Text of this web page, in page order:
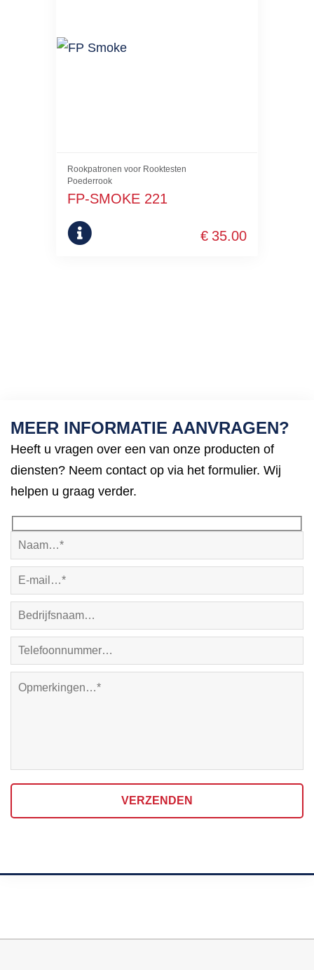
Rookpatronen voor Rooktesten
Poederrook
FP-SMOKE 221
€ 35.00
MEER INFORMATIE AANVRAGEN?
Heeft u vragen over een van onze producten of
diensten? Neem contact op via het formulier. Wij
helpen u graag verder.
VERZENDEN